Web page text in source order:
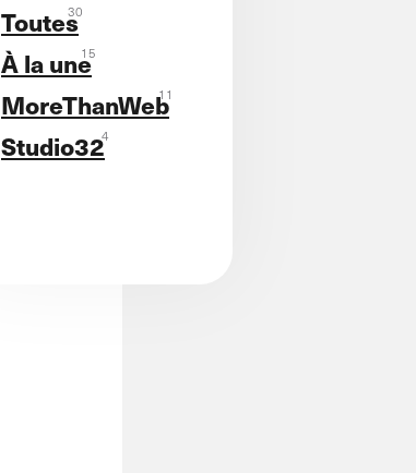
Toutes
30
À la une
15
MoreThanWeb
11
Studio324